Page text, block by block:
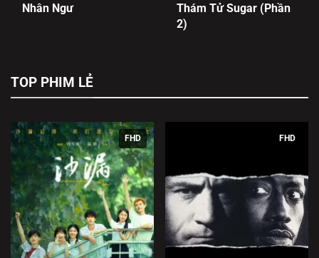
Nhân Ngư
Thám Tử Sugar (Phần
2)
TOP PHIM LẺ
FHD FHD